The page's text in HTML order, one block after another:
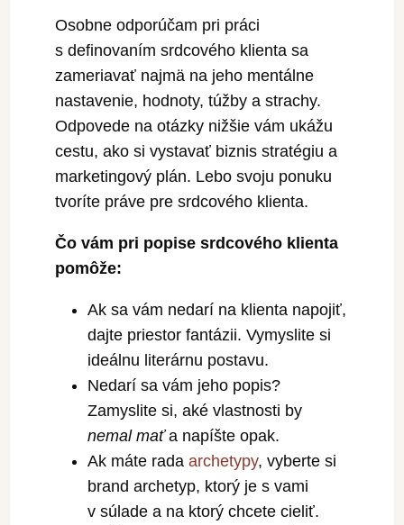
Osobne odporúčam pri práci
s definovaním srdcového klienta sa
zameriavať najmä na jeho mentálne
nastavenie, hodnoty, túžby a strachy.
Odpovede na otázky nižšie vám ukážu
cestu, ako si vystavať biznis stratégiu a
marketingový plán. Lebo svoju ponuku
tvoríte práve pre srdcového klienta.
Čo vám pri popise srdcového klienta
pomôže:
Ak sa vám nedarí na klienta napojiť,
dajte priestor fantázii. Vymyslite si
ideálnu literárnu postavu.
Nedarí sa vám jeho popis?
Zamyslite si, aké vlastnosti by
nemal maťa napíšte opak.
Ak máte radaarchetypy, vyberte si
brand archetyp, ktorý je s vami
v súlade a na ktorý chcete cieliť.